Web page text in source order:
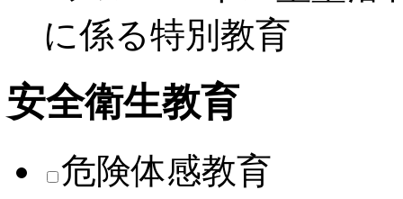
に係る特別教育
安全衛生教育
危険体感教育